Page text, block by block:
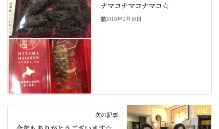
ナマコナマコナマコ☆
2018年2月10日
日記
次の記事